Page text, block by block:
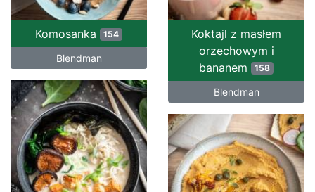
Komosanka 154
Blendman
Koktajl z masłem
orzechowym i
bananem 158
Blendman